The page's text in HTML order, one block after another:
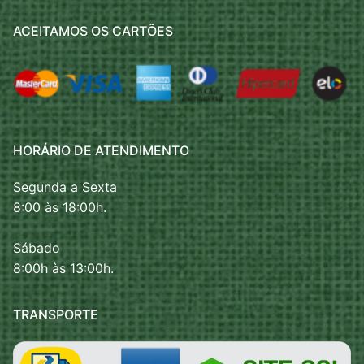
ACEITAMOS OS CARTÕES
HORÁRIO DE ATENDIMENTO
Segunda a Sexta
8:00 às 18:00h.
Sábado
8:00h às 13:00h.
TRANSPORTE